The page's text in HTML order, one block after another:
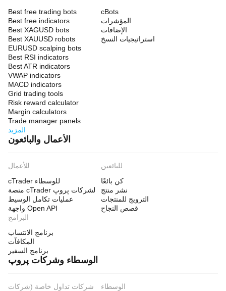
Best free trading bots
Best free indicators
Best XAGUSD bots
Best XAUUSD robots
EURUSD scalping bots
Best RSI indicators
Best ATR indicators
VWAP indicators
MACD indicators
Grid trading tools
Risk reward calculator
Margin calculators
Trade manager panels
المزيد
cBots
المؤشرات
الإضافات
استراتيجيات النسخ
الأعمال والبائعون
للأعمال
cTrader للوسطاء
منصة cTrader لشركات پروپ
عمليات تكامل الوسيط
واجهة Open API
للبائعين
كن بائعًا
نشر منتج
الترويج للمنتجات
قصص النجاح
البرامج
برنامج الانتساب
المكافآت
برنامج السفير
الوسطاء وشركات پروپ
شركات تداول خاصة (شركات
الوسطاء